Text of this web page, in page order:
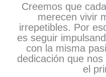
Creemos que
merecen vivir
irrepetibles. Por
es seguir
con la misma
dedicación que
el